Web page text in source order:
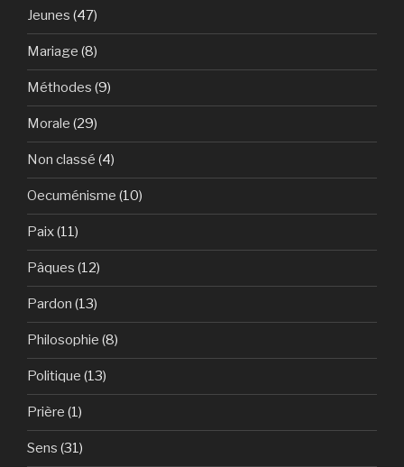
Jeunes (47)
Mariage (8)
Méthodes (9)
Morale (29)
Non classé (4)
Oecuménisme (10)
Paix(11)
Pâques (12)
Pardon (13)
Philosophie (8)
Politique (13)
Prière (1)
Sens (31)